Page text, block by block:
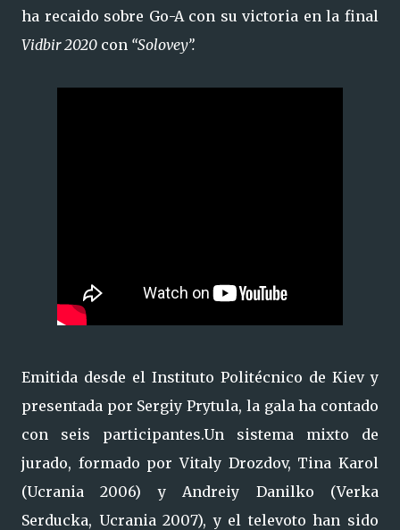
ha recaido sobre Go-A con su victoria en la final
Vidbir 2020 con “Solovey”.
Emitida desde el Instituto Politécnico de Kiev y
presentada por Sergiy Prytula, la gala ha contado
con seis participantes.Un sistema mixto de
jurado, formado por Vitaly Drozdov, Tina Karol
(Ucrania 2006) y Andreiy Danilko (Verka
Serducka, Ucrania 2007), y el televoto han sido